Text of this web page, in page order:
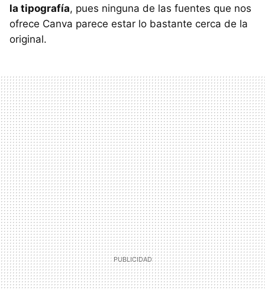
la tipografía, pues ninguna de las fuentes que nos
ofrece Canva parece estar lo bastante cerca de la
original.